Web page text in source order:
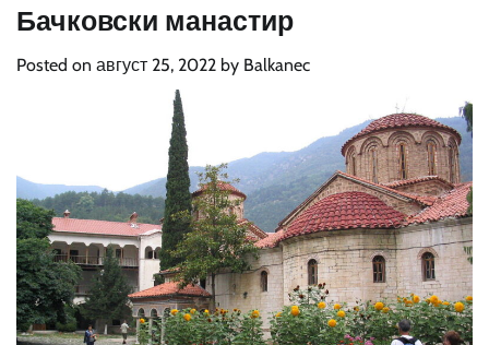
Бачковски манастир
Posted on август 25, 2022 by Balkanec